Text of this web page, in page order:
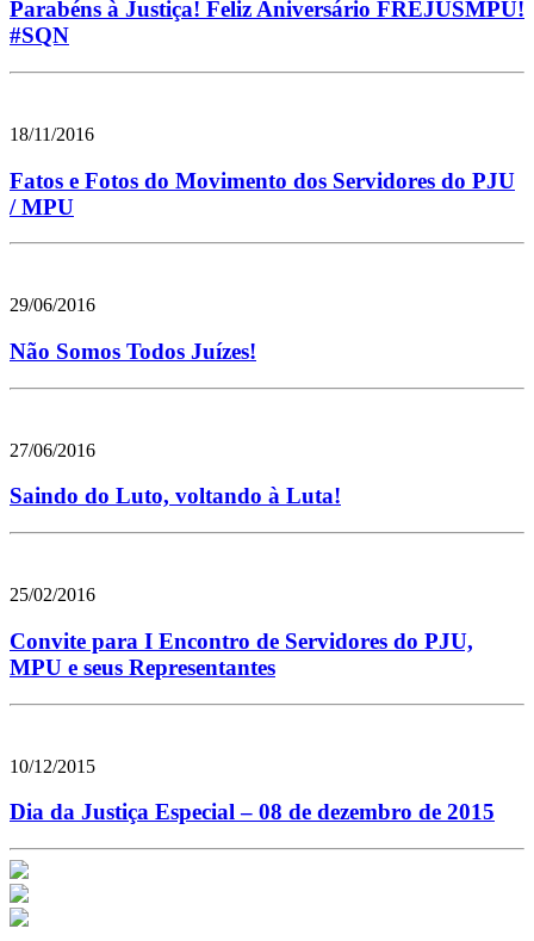
Parabéns à Justiça! Feliz Aniversário FREJUSMPU!
#SQN
18/11/2016
Fatos e Fotos do Movimento dos Servidores do PJU
/ MPU
29/06/2016
Não Somos Todos Juízes!
27/06/2016
Saindo do Luto, voltando à Luta!
25/02/2016
Convite para I Encontro de Servidores do PJU,
MPU e seus Representantes
10/12/2015
Dia da Justiça Especial – 08 de dezembro de 2015